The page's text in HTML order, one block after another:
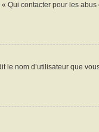
Qui contacter pour les
le nom d’utilisateur que